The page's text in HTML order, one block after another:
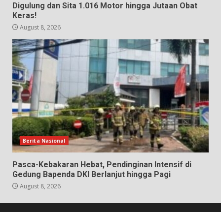
Digulung dan Sita 1.016 Motor hingga Jutaan Obat
Keras!
August 8, 2026
Berita Nasional
Pasca-Kebakaran Hebat, Pendinginan Intensif di
Gedung Bapenda DKI Berlanjut hingga Pagi
August 8, 2026